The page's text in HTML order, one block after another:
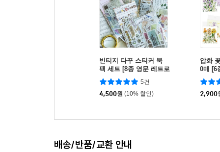
빈티지 다꾸 스티커 북
팩 세트 [8종 영문 레트로
미니 조각 인스 데코 인
스타 감성 다이어리스티
커]
5건
4,500원 (10% 할인)
압화
0매 [6
이어
나뭇
커]
2,900
배송/반품/교환 안내